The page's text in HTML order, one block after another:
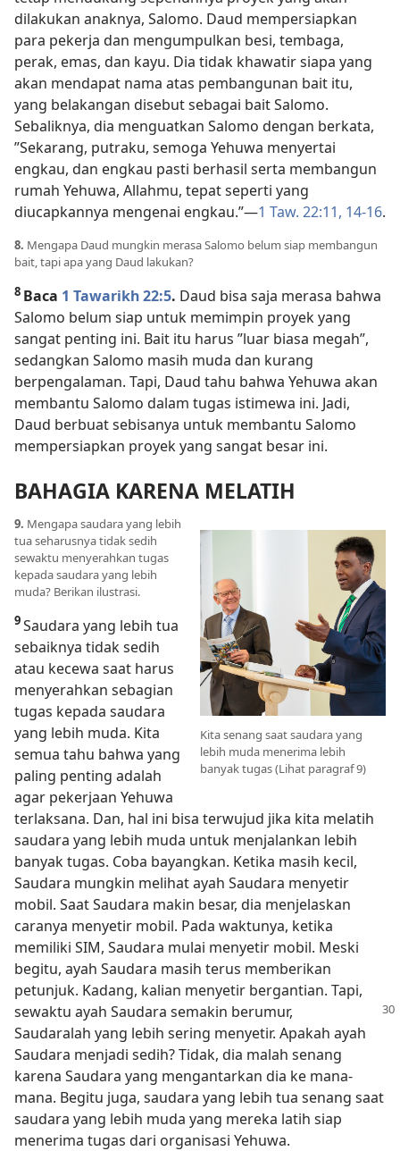
dilakukan anaknya, Salomo. Daud mempersiapkan
para pekerja dan mengumpulkan besi, tembaga,
perak, emas, dan kayu. Dia tidak khawatir siapa yang
akan mendapat nama atas pembangunan bait itu,
yang belakangan disebut sebagai bait Salomo.
Sebaliknya, dia menguatkan Salomo dengan berkata,
”Sekarang, putraku, semoga Yehuwa menyertai
engkau, dan engkau pasti berhasil serta membangun
rumah Yehuwa, Allahmu, tepat seperti yang
diucapkannya mengenai engkau.”​—1 Taw. 22:11, 14-16.
8. Mengapa Daud mungkin merasa Salomo belum siap membangun
bait, tapi apa yang Daud lakukan?
8 Baca 1 Tawarikh 22:5. Daud bisa saja merasa bahwa
Salomo belum siap untuk memimpin proyek yang
sangat penting ini. Bait itu harus ”luar biasa megah”,
sedangkan Salomo masih muda dan kurang
berpengalaman. Tapi, Daud tahu bahwa Yehuwa akan
membantu Salomo dalam tugas istimewa ini. Jadi,
Daud berbuat sebisanya untuk membantu Salomo
mempersiapkan proyek yang sangat besar ini.
BAHAGIA KARENA MELATIH
Kita senang saat saudara yang
lebih muda menerima lebih
banyak tugas (Lihat paragraf 9)
9. Mengapa saudara yang lebih
tua seharusnya tidak sedih
sewaktu menyerahkan tugas
kepada saudara yang lebih
muda? Berikan ilustrasi.
9Saudara yang lebih tua
sebaiknya tidak sedih
atau kecewa saat harus
menyerahkan sebagian
tugas kepada saudara
yang lebih muda. Kita
semua tahu bahwa yang
paling penting adalah
agar pekerjaan Yehuwa
terlaksana. Dan, hal ini bisa terwujud jika kita melatih
saudara yang lebih muda untuk menjalankan lebih
banyak tugas. Coba bayangkan. Ketika masih kecil,
Saudara mungkin melihat ayah Saudara menyetir
mobil. Saat Saudara makin besar, dia menjelaskan
caranya menyetir mobil. Pada waktunya, ketika
memiliki SIM, Saudara mulai menyetir mobil. Meski
begitu, ayah Saudara masih terus memberikan
petunjuk. Kadang, kalian menyetir bergantian. Tapi,
sewaktu ayah Saudara semakin berumur,
Saudaralah yang lebih sering menyetir. Apakah ayah
Saudara menjadi sedih? Tidak, dia malah senang
karena Saudara yang mengantarkan dia ke mana-
mana. Begitu juga, saudara yang lebih tua senang saat
saudara yang lebih muda yang mereka latih siap
menerima tugas dari organisasi Yehuwa.